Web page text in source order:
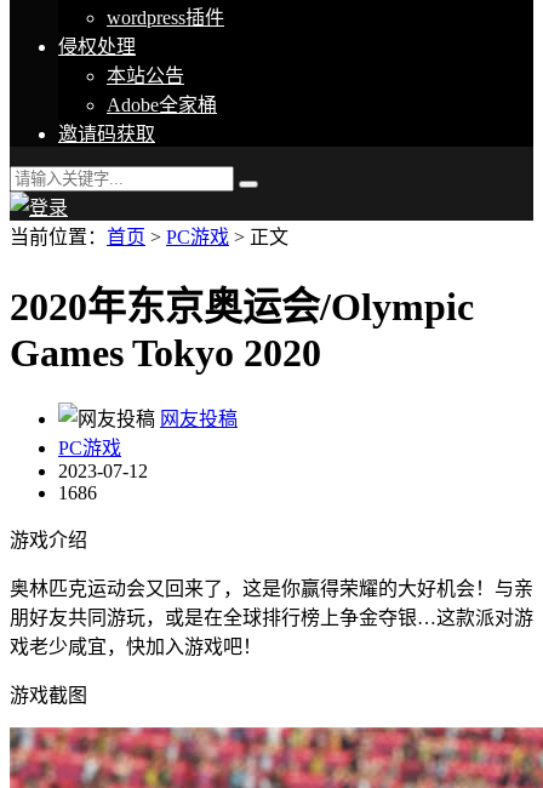
wordpress插件
侵权处理
本站公告
Adobe全家桶
邀请码获取
当前位置： 首页 > PC游戏 > 正文
2020年东京奥运会/Olympic
Games Tokyo 2020
网友投稿
PC游戏
2023-07-12
1686
游戏介绍
奥林匹克运动会又回来了，这是你赢得荣耀的大好机会！与亲
朋好友共同游玩，或是在全球排行榜上争金夺银…这款派对游
戏老少咸宜，快加入游戏吧！
游戏截图